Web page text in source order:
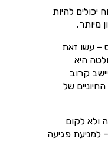
יכולים להיות
מיותר.
– עשו זאת
היא
קרוב
של
ולא לקום
– למניעת פגיעה